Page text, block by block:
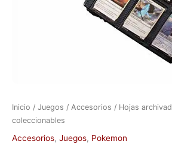
Inicio / Juegos / Accesorios / Hojas
coleccionables
Accesorios, Juegos, Pokemon